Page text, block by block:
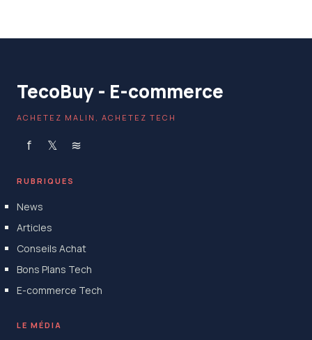
TecoBuy - E-commerce
ACHETEZ MALIN, ACHETEZ TECH
f 𝕏 ≋
RUBRIQUES
News
Articles
Conseils Achat
Bons Plans Tech
E-commerce Tech
LE MÉDIA